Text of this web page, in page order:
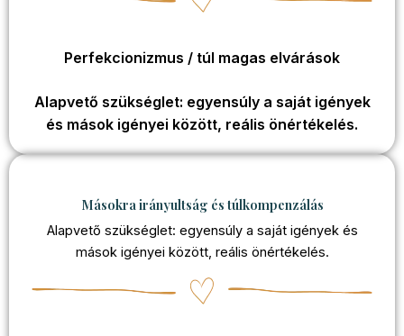
Perfekcionizmus / túl magas elvárások
Alapvető szükséglet: egyensúly a saját igények
és mások igényei között, reális önértékelés.
Másokra irányultság és túlkompenzálás
Alapvető szükséglet: egyensúly a saját igények és
mások igényei között, reális önértékelés.